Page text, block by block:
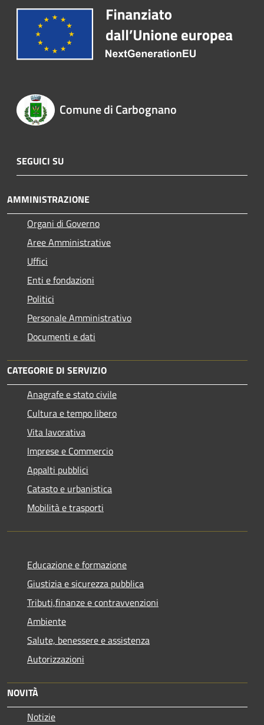
Comune di Carbognano
SEGUICI SU
AMMINISTRAZIONE
Organi di Governo
Aree Amministrative
Uffici
Enti e fondazioni
Politici
Personale Amministrativo
Documenti e dati
CATEGORIE DI SERVIZIO
Anagrafe e stato civile
Cultura e tempo libero
Vita lavorativa
Imprese e Commercio
Appalti pubblici
Catasto e urbanistica
Mobilità e trasporti
Educazione e formazione
Giustizia e sicurezza pubblica
Tributi,finanze e contravvenzioni
Ambiente
Salute, benessere e assistenza
Autorizzazioni
NOVITÀ
Notizie